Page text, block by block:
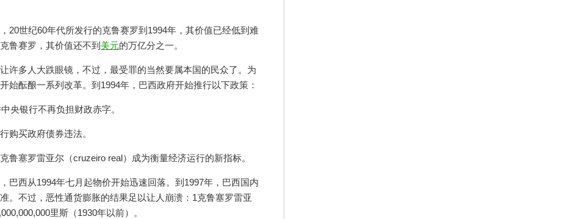
20世纪60年代所发行的克鲁赛罗到1994年，其价值已经低到难
鲁赛罗，其价值还不到 美元的万亿分之一。
许多人大跌眼镜，不过，最受罪的当然要属本国的民众了。为
始酝酿一系列改革。到1994年，巴西政府开始推行以下政策：
央银行不再负担财政赤字。
购买政府债券违法。
鲁塞罗雷亚尔（cruzeiro real）成为衡量经济运行的新指标。
巴西从1994年七月起物价开始迅速回落。到1997年，巴西国内
。不过，恶性通货膨胀的结果足以让人崩溃：1克鲁塞罗雷亚
里斯（1930年以前）。